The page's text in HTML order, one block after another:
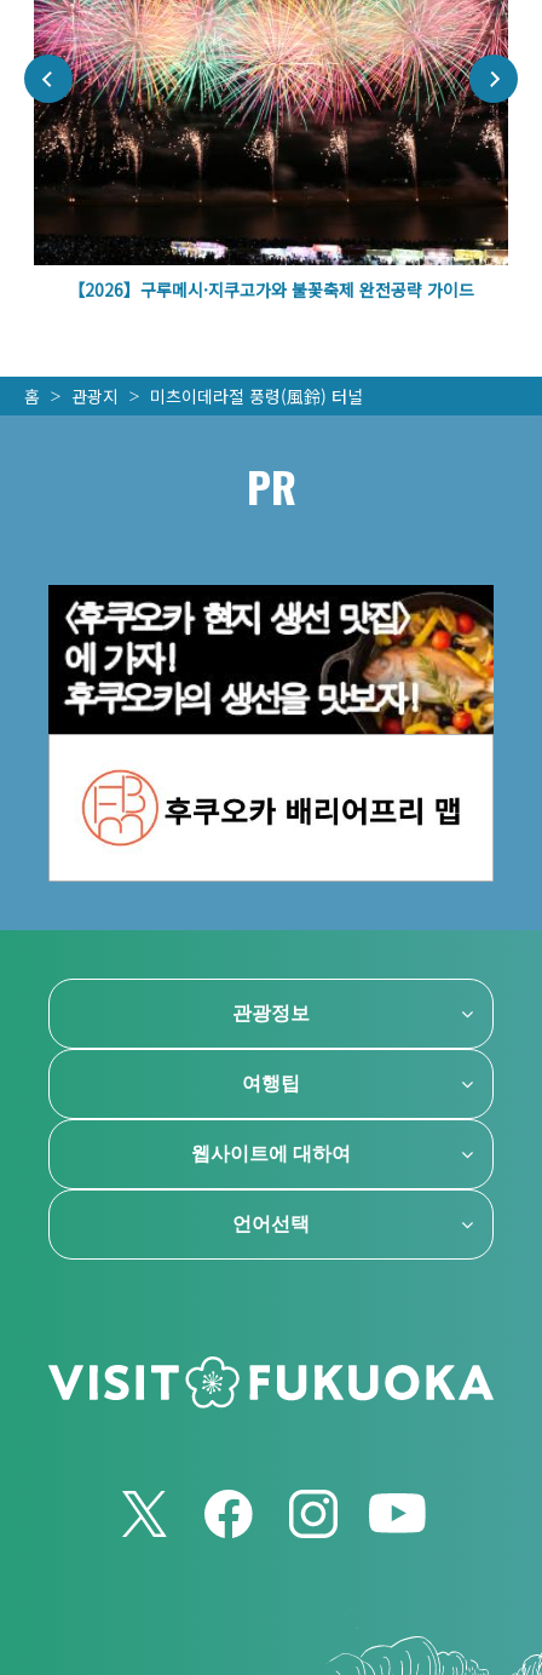
【2026】구루메시·지쿠고가와 불꽃축제 완전공략 가이드
홈 관광지 미츠이데라절 풍령(風鈴) 터널
PR
관광정보
여행팁
웹사이트에 대하여
언어선택